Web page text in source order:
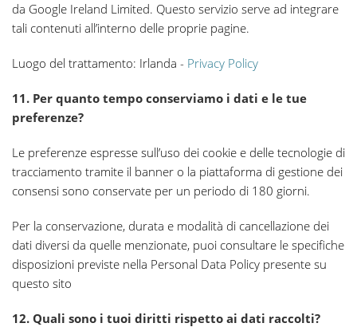
da Google Ireland Limited. Questo servizio serve ad integrare
tali contenuti all’interno delle proprie pagine.
Luogo del trattamento: Irlanda - Privacy Policy
11. Per quanto tempo conserviamo i dati e le tue
preferenze?
Le preferenze espresse sull’uso dei cookie e delle tecnologie di
tracciamento tramite il banner o la piattaforma di gestione dei
consensi sono conservate per un periodo di 180 giorni.
Per la conservazione, durata e modalità di cancellazione dei
dati diversi da quelle menzionate, puoi consultare le specifiche
disposizioni previste nella Personal Data Policy presente su
questo sito
12. Quali sono i tuoi diritti rispetto ai dati raccolti?